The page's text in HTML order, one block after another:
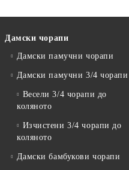
Дамски чорапи
Дамски памучни чорапи
Дамски памучни 3/4 чорапи
Весели 3/4 чорапи до
коляното
Изчистени 3/4 чорапи до
коляното
Дамски бамбукови чорапи